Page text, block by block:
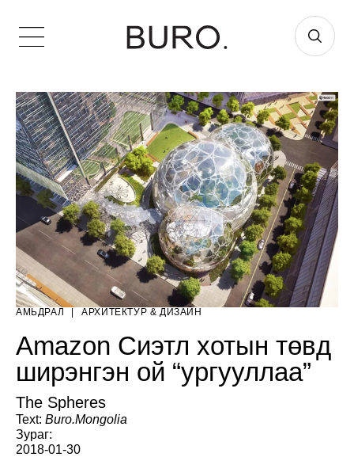
АМЬДРАЛ | AРХИТЕКТУР & ДИЗАЙН
Amazon Сиэтл хотын төвд
ширэнгэн ой “ургууллаа”
The Spheres
Text: Buro.Mongolia
Зураг:
2018-01-30